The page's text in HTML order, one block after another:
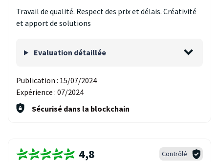
Travail de qualité. Respect des prix et délais. Créativité
et apport de solutions
Evaluation détaillée
Publication : 15/07/2024
Expérience : 07/2024
Sécurisé dans la blockchain
4,8 Contrôlé